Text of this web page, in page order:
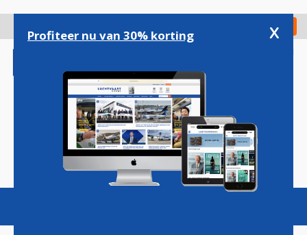
gaan
Check in
Magazine Podcasts Vacatures
Profiteer nu van 30% korting x